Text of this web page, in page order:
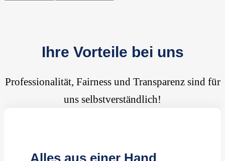
Ihre Vorteile bei uns
Professionalität, Fairness und Transparenz sind für
uns selbstverständlich!